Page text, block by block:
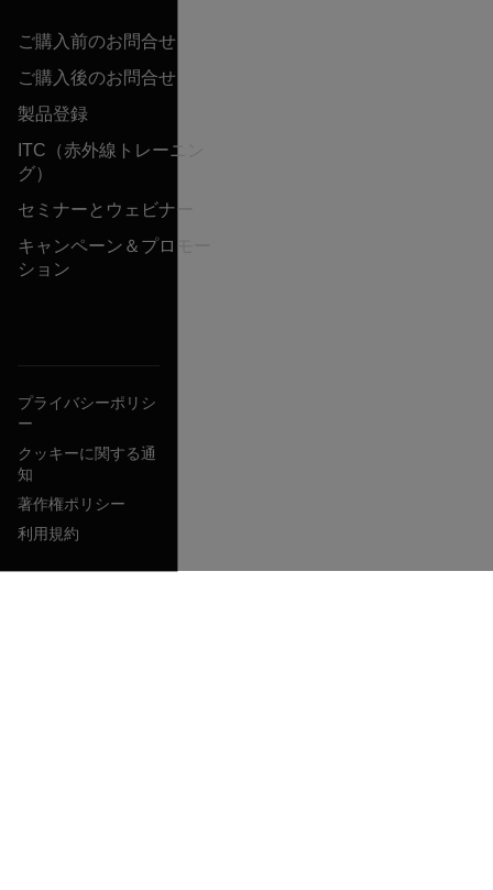
ご購入前のお問合せ
ご購入後のお問合せ
製品登録
ITC（赤外線トレーニン
グ）
セミナーとウェビナー
キャンペーン＆プロモー
ション
プライバシーポリシ
ー
クッキーに関する通
知
著作権ポリシー
利用規約